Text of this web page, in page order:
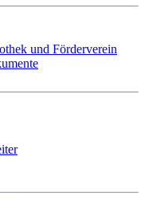
und Förderverein